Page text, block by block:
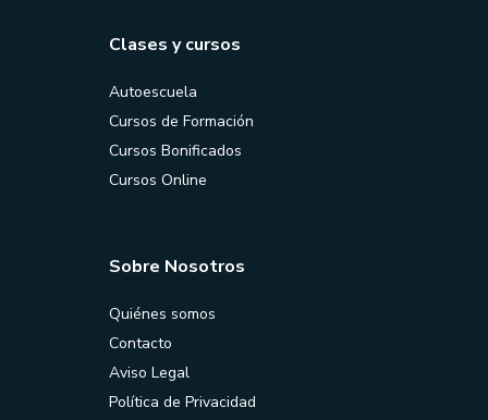
Clases y cursos
Autoescuela
Cursos de Formación
Cursos Bonificados
Cursos Online
Sobre Nosotros
Quiénes somos
Contacto
Aviso Legal
Política de Privacidad